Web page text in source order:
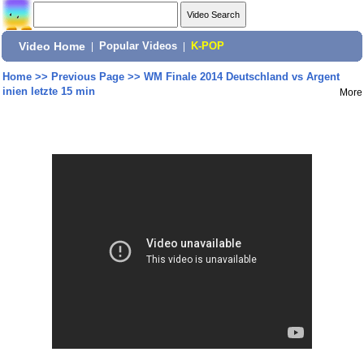
Video Home Popular Videos K-POP
Home>> Previous Page>> WM Finale 2014 Deutschland vs Argent
inien letzte 15 min
More